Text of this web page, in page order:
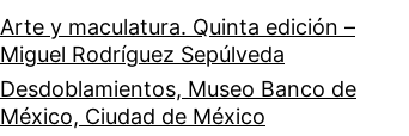
Arte y maculatura. Quinta edición –
Miguel Rodríguez Sepúlveda
Desdoblamientos, Museo Banco de
México, Ciudad de México